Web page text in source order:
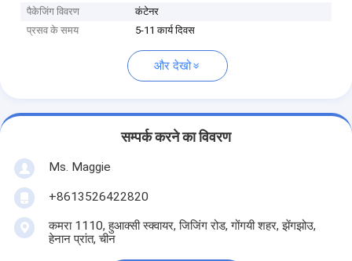
पैकेजिंग विवरण
कंटेनर
प्रसव के समय
5-11 कार्य दिवस
और देखो
सम्पर्क करने का विवरण
Ms. Maggie
+8613526422820
कमरा 1110, हुआक्सी स्क्वायर, जिजिंग रोड, गोंगयी शहर, झेंगझोउ,
हेनान प्रांत, चीन